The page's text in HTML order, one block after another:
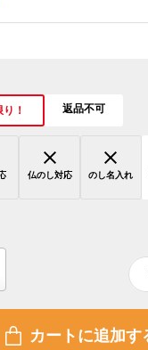
！ 返品不可
仏のし対応 のし名入れ